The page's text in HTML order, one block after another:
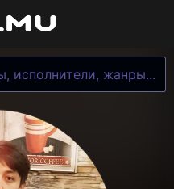
исполнители, жанры...